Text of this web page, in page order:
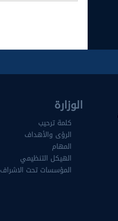
الوزارة
كلمة ترحيب
الرؤى والأهداف
المهام
الهيكل التنظيمي
المؤسسات تحت الاشراف